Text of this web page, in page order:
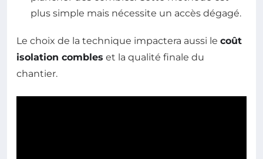
plus simple mais nécessite un accès dégagé.
Le choix de la technique impactera aussi le coût
isolation combles et la qualité finale du
chantier.